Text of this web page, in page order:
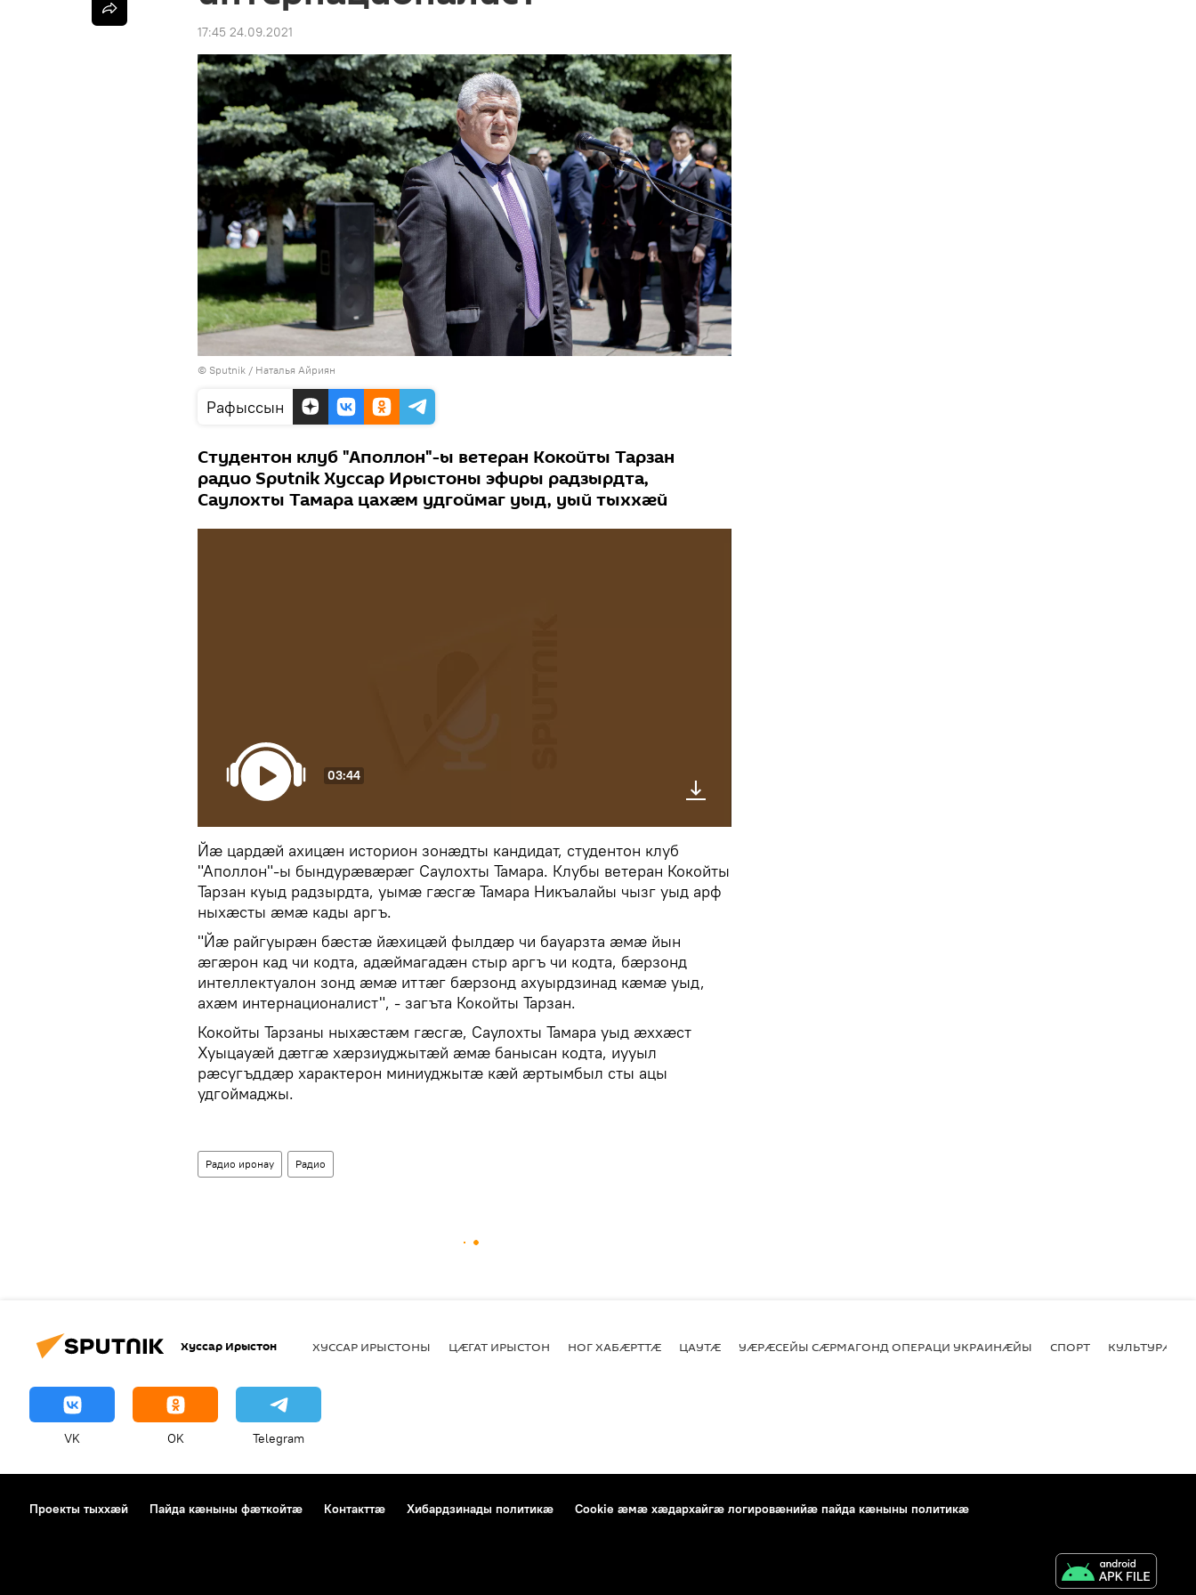
17:45 24.09.2021
© Sputnik / Наталья Айриян
Рафыссын
Студентон клуб "Аполлон"-ы ветеран Кокойты Тарзан
радио Sputnik Хуссар Ирыстоны эфиры радзырдта,
Саулохты Тамара цахæм удгоймаг уыд, уый тыххæй
03:44
Йæ цардæй ахицæн историон зонæдты кандидат, студентон клуб
"Аполлон"-ы бындурæвæрæг Саулохты Тамара. Клубы ветеран Кокойты
Тарзан куыд радзырдта, уымæ гæсгæ Тамара Никъалайы чызг уыд арф
ныхæсты æмæ кады аргъ.
"Йæ райгуырæн бæстæ йæхицæй фылдæр чи бауарзта æмæ йын
æгæрон кад чи кодта, адæймагадæн стыр аргъ чи кодта, бæрзонд
интеллектуалон зонд æмæ иттæг бæрзонд ахуырдзинад кæмæ уыд,
ахæм интернационалист", - загъта Кокойты Тарзан.
Кокойты Тарзаны ныхæстæм гæсгæ, Саулохты Тамара уыд æххæст
Хуыцауæй дæтгæ хæрзиуджытæй æмæ банысан кодта, иууыл
рæсугъддæр характерон миниуджытæ кæй æртымбыл сты ацы
удгоймаджы.
Радио иронау Радио
Хуссар Ирыстон ХУССАР ИРЫСТОНЫ ЦӔГАТ ИРЫСТОН НОГ ХАБӔРТТӔ ЦАУТӔ УӔРӔСЕЙЫ СӔРМАГОНД ОПЕРАЦИ УКРАИНӔЙЫ СПОРТ КУЛЬТУРӔ
VK OK Telegram
Проекты тыххӕй Пайда кӕныны фӕткойтӕ Контакттӕ Хибардзинады политикæ Cookie æмæ хæдархайгæ логировæнийæ пайда кæныны политикæ